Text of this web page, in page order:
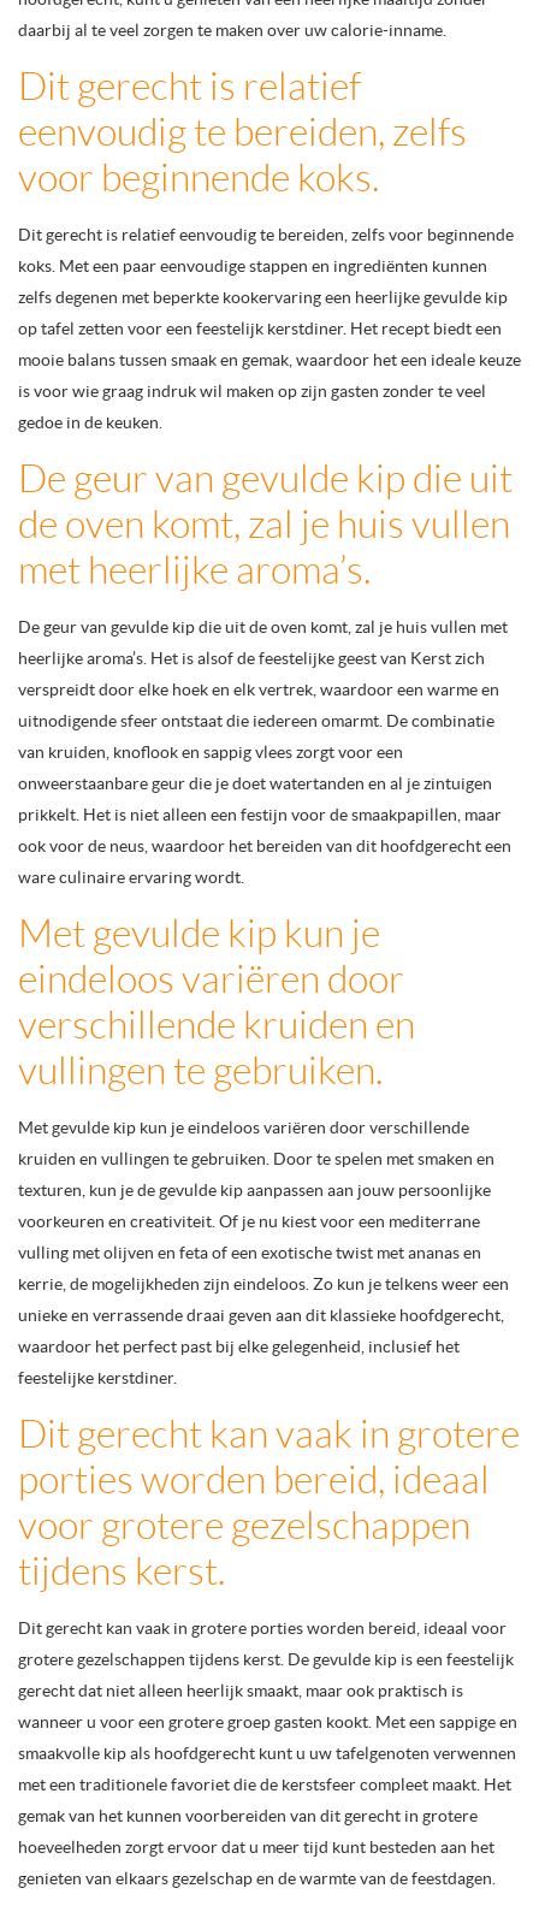
daarbij al te veel zorgen te maken over uw calorie-inname.
Dit gerecht is relatief
eenvoudig te bereiden, zelfs
voor beginnende koks.
Dit gerecht is relatief eenvoudig te bereiden, zelfs voor beginnende
koks. Met een paar eenvoudige stappen en ingrediënten kunnen
zelfs degenen met beperkte kookervaring een heerlijke gevulde kip
op tafel zetten voor een feestelijk kerstdiner. Het recept biedt een
mooie balans tussen smaak en gemak, waardoor het een ideale keuze
is voor wie graag indruk wil maken op zijn gasten zonder te veel
gedoe in de keuken.
De geur van gevulde kip die uit
de oven komt, zal je huis vullen
met heerlijke aroma’s.
De geur van gevulde kip die uit de oven komt, zal je huis vullen met
heerlijke aroma’s. Het is alsof de feestelijke geest van Kerst zich
verspreidt door elke hoek en elk vertrek, waardoor een warme en
uitnodigende sfeer ontstaat die iedereen omarmt. De combinatie
van kruiden, knoflook en sappig vlees zorgt voor een
onweerstaanbare geur die je doet watertanden en al je zintuigen
prikkelt. Het is niet alleen een festijn voor de smaakpapillen, maar
ook voor de neus, waardoor het bereiden van dit hoofdgerecht een
ware culinaire ervaring wordt.
Met gevulde kip kun je
eindeloos variëren door
verschillende kruiden en
vullingen te gebruiken.
Met gevulde kip kun je eindeloos variëren door verschillende
kruiden en vullingen te gebruiken. Door te spelen met smaken en
texturen, kun je de gevulde kip aanpassen aan jouw persoonlijke
voorkeuren en creativiteit. Of je nu kiest voor een mediterrane
vulling met olijven en feta of een exotische twist met ananas en
kerrie, de mogelijkheden zijn eindeloos. Zo kun je telkens weer een
unieke en verrassende draai geven aan dit klassieke hoofdgerecht,
waardoor het perfect past bij elke gelegenheid, inclusief het
feestelijke kerstdiner.
Dit gerecht kan vaak in grotere
porties worden bereid, ideaal
voor grotere gezelschappen
tijdens kerst.
Dit gerecht kan vaak in grotere porties worden bereid, ideaal voor
grotere gezelschappen tijdens kerst. De gevulde kip is een feestelijk
gerecht dat niet alleen heerlijk smaakt, maar ook praktisch is
wanneer u voor een grotere groep gasten kookt. Met een sappige en
smaakvolle kip als hoofdgerecht kunt u uw tafelgenoten verwennen
met een traditionele favoriet die de kerstsfeer compleet maakt. Het
gemak van het kunnen voorbereiden van dit gerecht in grotere
hoeveelheden zorgt ervoor dat u meer tijd kunt besteden aan het
genieten van elkaars gezelschap en de warmte van de feestdagen.